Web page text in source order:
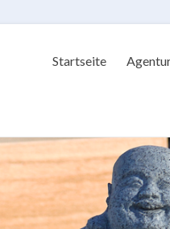
Startseite